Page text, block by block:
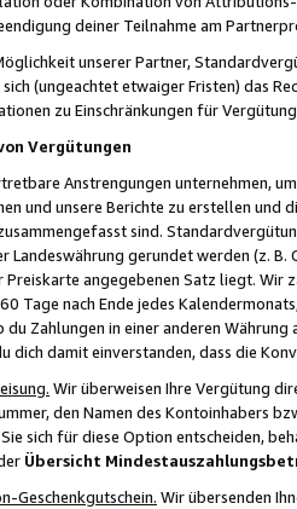
deiner Teilnahme am
unserer Partner,
(ungeachtet etwaiger Fristen) das
zu Einschränkungen für
Vergütungen
Anstrengungen unternehmen,
und unsere Berichte zu erstellen und
sind.
Landeswährung gerundet werden (z.
Preiskarte angegebenen Satz liegt.
Tage nach Ende jedes
du Zahlungen in einer anderen
dich damit einverstanden, dass die
Wir überweisen Ihre Vergütung
den Namen des Kontoinhabers
sich für diese Option entscheiden,
Übersicht
Geschenkgutschein. Wir übersenden